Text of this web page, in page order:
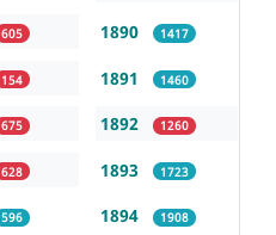
605
154
675
628
596
1890 1417
1891 1460
1892 1260
1893 1723
1894 1908